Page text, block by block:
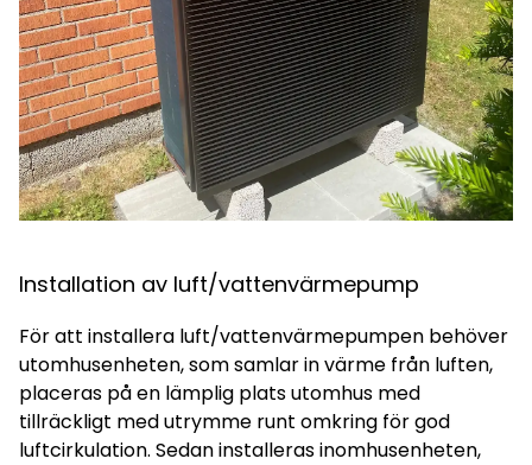
Installation av luft/vattenvärmepump
För att installera luft/vattenvärmepumpen behöver
utomhusenheten, som samlar in värme från luften,
placeras på en lämplig plats utomhus med
tillräckligt med utrymme runt omkring för god
luftcirkulation. Sedan installeras inomhusenheten,